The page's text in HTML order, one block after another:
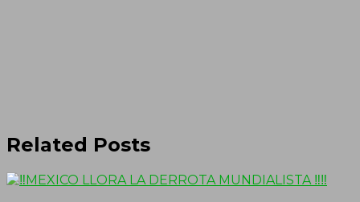
Related Posts